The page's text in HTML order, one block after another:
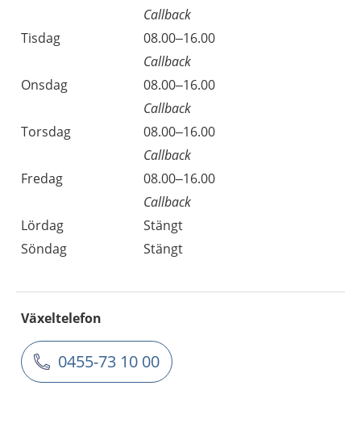
Callback
Tisdag
08.00–16.00
Callback
Onsdag
08.00–16.00
Callback
Torsdag
08.00–16.00
Callback
Fredag
08.00–16.00
Callback
Lördag
Stängt
Söndag
Stängt
Växeltelefon
0455-73 10 00